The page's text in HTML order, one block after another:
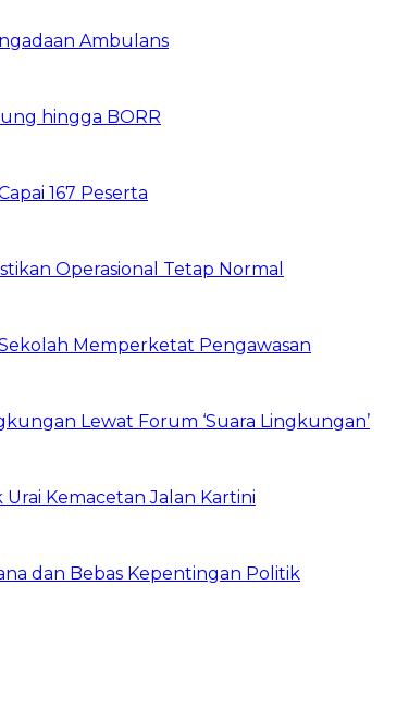
Ambulans
hingga BORR
167 Peserta
Operasional Tetap Normal
Memperketat Pengawasan
Lewat Forum ‘Suara Lingkungan’
Kemacetan Jalan Kartini
dan Bebas Kepentingan Politik